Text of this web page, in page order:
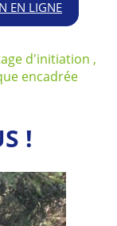
EN LIGNE
d'initiation ,
encadrée
!